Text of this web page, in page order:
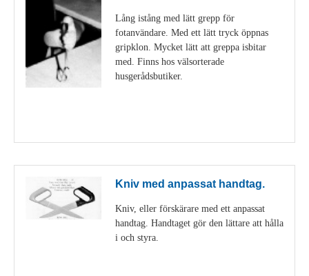
Lång istång med lätt grepp för
fotanvändare. Med ett lätt tryck öppnas
gripklon. Mycket lätt att greppa isbitar
med. Finns hos välsorterade
husgerådsbutiker.
Kniv med anpassat handtag.
Kniv, eller förskärare med ett anpassat
handtag. Handtaget gör den lättare att hålla
i och styra.